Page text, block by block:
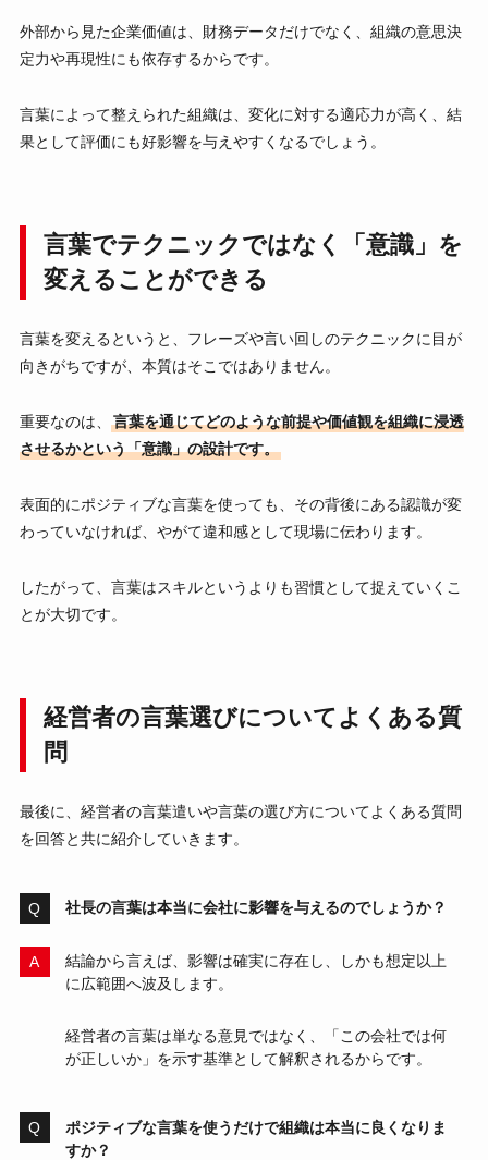
外部から見た企業価値は、財務データだけでなく、組織の意思決
定力や再現性にも依存するからです。
言葉によって整えられた組織は、変化に対する適応力が高く、結
果として評価にも好影響を与えやすくなるでしょう。
言葉でテクニックではなく「意識」を
変えることができる
言葉を変えるというと、フレーズや言い回しのテクニックに目が
向きがちですが、本質はそこではありません。
重要なのは、
言葉を通じてどのような前提や価値観を組織に浸透
させるかという「意識」の設計です。
表面的にポジティブな言葉を使っても、その背後にある認識が変
わっていなければ、やがて違和感として現場に伝わります。
したがって、言葉はスキルというよりも習慣として捉えていくこ
とが大切です。
経営者の言葉選びについてよくある質
問
最後に、経営者の言葉遣いや言葉の選び方についてよくある質問
を回答と共に紹介していきます。
社長の言葉は本当に会社に影響を与えるのでしょうか？
結論から言えば、影響は確実に存在し、しかも想定以上
に広範囲へ波及します。
経営者の言葉は単なる意見ではなく、「この会社では何
が正しいか」を示す基準として解釈されるからです。
ポジティブな言葉を使うだけで組織は本当に良くなりま
すか？